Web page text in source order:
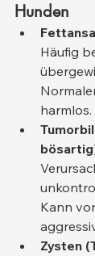
Hunden
Häufig
harmlos.
Kann
Zysten